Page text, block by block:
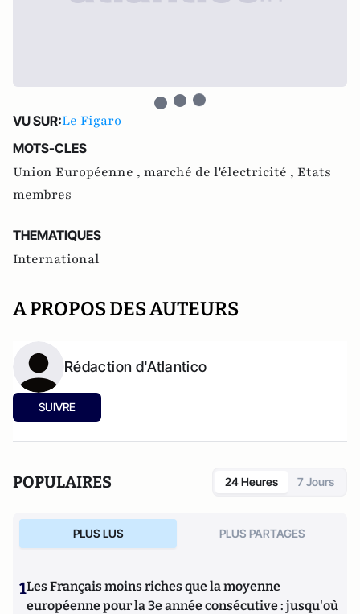
VU SUR:Le Figaro
MOTS-CLES
Union Européenne , marché de l'électricité , Etats
membres
THEMATIQUES
International
A PROPOS DES AUTEURS
Rédaction d'Atlantico
SUIVRE
POPULAIRES 24 Heures 7 Jours
PLUS LUS PLUS PARTAGES
1Les Français moins riches que la moyenne
européenne pour la 3e année consécutive : jusqu'où